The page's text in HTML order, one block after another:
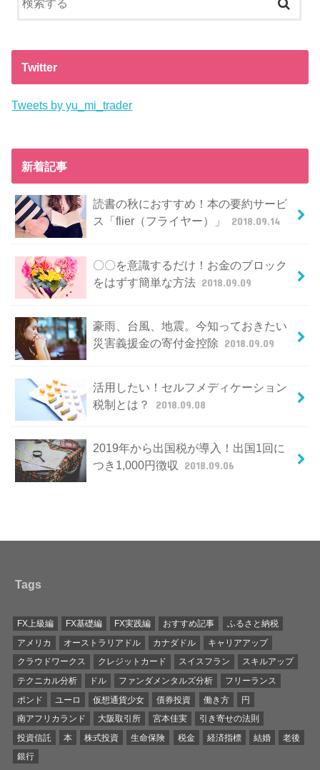
Twitter
Tweets by yu_mi_trader
新着記事
読書の秋におすすめ！本の要約サービ
ス「flier（フライヤー）」
2018.09.14
〇〇を意識するだけ！お金のブロック
をはずす簡単な方法 2018.09.09
豪雨、台風、地震。今知っておきたい
災害義援金の寄付金控除 2018.09.09
活用したい！セルフメディケーション
税制とは？
2018.09.08
2019年から出国税が導入！出国1回に
つき1,000円徴収
2018.09.06
Tags
FX上級編 FX基礎編 FX実践編 おすすめ記事
ふるさと納税
アメリカ
オーストラリアドル カナダドル
キャリアアップ
クラウドワークス
クレジットカード スイスフラン
スキルアップ
テクニカル分析
ドル ファンダメンタルズ分析
フリーランス
ポンド
ユーロ 仮想通貨少女 債券投資 働き方
円
南アフリカランド
大阪取引所 宮本佳実
引き寄せの法則
投資信託
本 株式投資 生命保険 税金 経済指標 結婚
老後
銀行